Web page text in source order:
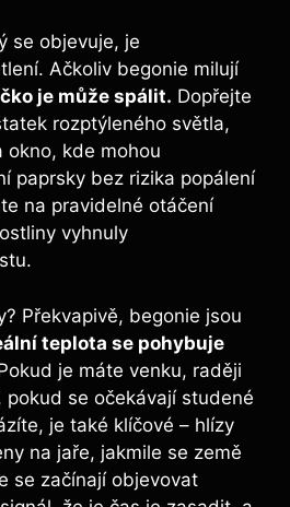
se objevuje, je
Ačkoliv begonie milují
je může spálit. Dopřejte
rozptýleného světla,
kde mohou
paprsky bez rizika popálení
na pravidelné otáčení
vyhnuly
Překvapivě, begonie jsou
teplota se pohybuje
je máte venku, raději
pokud se očekávají studené
je také klíčové – hlízy
na jaře, jakmile se země
se začínají objevovat